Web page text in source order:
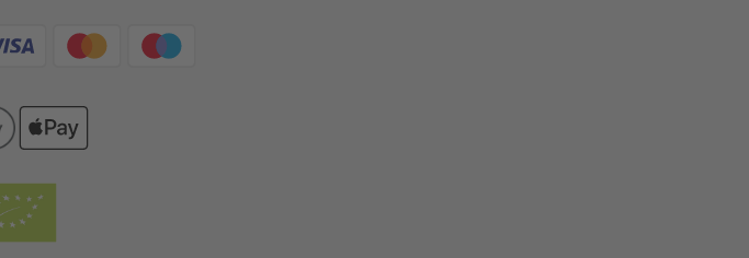
Zahlungsarten